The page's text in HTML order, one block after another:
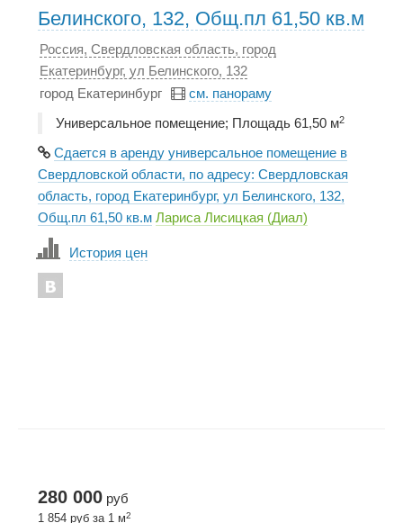
Белинского, 132, Общ.пл 61,50 кв.м
Россия, Свердловская область, город
Екатеринбург, ул Белинского, 132
город Екатеринбург
см. панораму
Универсальное помещение; Площадь 61,50 м2
Сдается в аренду универсальное помещение в
Свердловской области, по адресу: Свердловская
область, город Екатеринбург, ул Белинского, 132,
Общ.пл 61,50 кв.м Лариса Лисицкая (Диал)
История цен
280 000 руб
1 854 руб за 1 м2